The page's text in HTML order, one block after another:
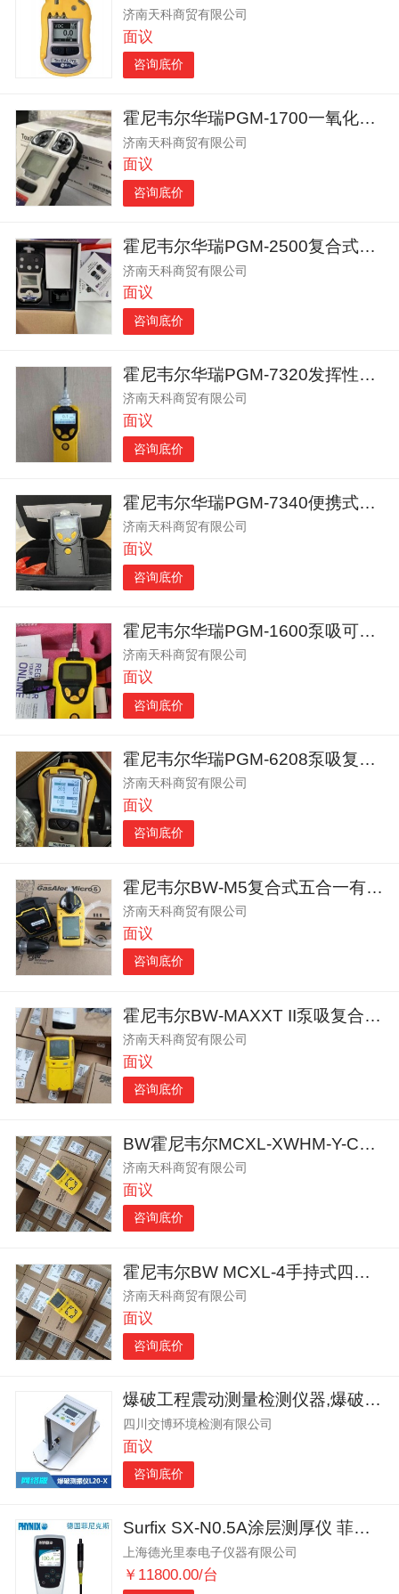
济南天科商贸有限公司
面议
咨询底价
霍尼韦尔华瑞PGM-1700一氧化碳检测仪/便携式煤气报警仪
济南天科商贸有限公司
面议
咨询底价
霍尼韦尔华瑞PGM-2500复合式四合一气体检测报警仪
济南天科商贸有限公司
面议
咨询底价
霍尼韦尔华瑞PGM-7320发挥性有机物检测报警仪
济南天科商贸有限公司
面议
咨询底价
霍尼韦尔华瑞PGM-7340便携式PID-VOC检测仪
济南天科商贸有限公司
面议
咨询底价
霍尼韦尔华瑞PGM-1600泵吸可燃气毒气复合式检测器
济南天科商贸有限公司
面议
咨询底价
霍尼韦尔华瑞PGM-6208泵吸复合式六合一气体检测仪
济南天科商贸有限公司
面议
咨询底价
霍尼韦尔BW-M5复合式五合一有毒有害气体检测仪
济南天科商贸有限公司
面议
咨询底价
霍尼韦尔BW-MAXXT II泵吸复合式多种气体检测仪
济南天科商贸有限公司
面议
咨询底价
BW霍尼韦尔MCXL-XWHM-Y-CN便携4和1检测报警仪
济南天科商贸有限公司
面议
咨询底价
霍尼韦尔BW MCXL-4手持式四合一报警器
济南天科商贸有限公司
面议
咨询底价
爆破工程震动测量检测仪器,爆破测振仪商家,无线网络爆破振动仪
四川交博环境检测有限公司
面议
咨询底价
Surfix SX-N0.5A涂层测厚仪 菲尼克斯膜厚仪
上海德光里泰电子仪器有限公司
￥11800.00/台